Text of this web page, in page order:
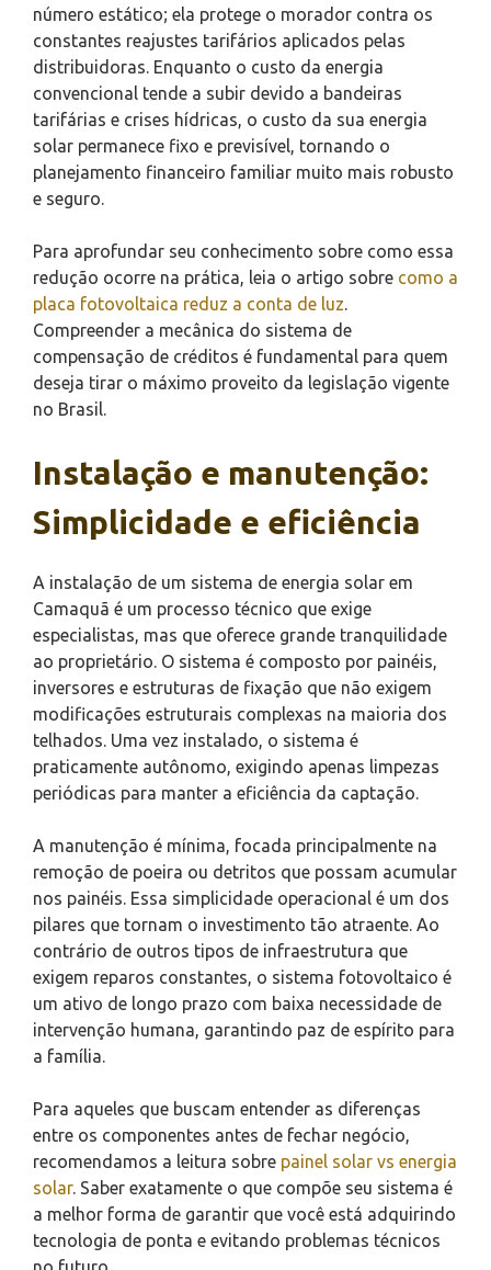
número estático; ela protege o morador contra os
constantes reajustes tarifários aplicados pelas
distribuidoras. Enquanto o custo da energia
convencional tende a subir devido a bandeiras
tarifárias e crises hídricas, o custo da sua energia
solar permanece fixo e previsível, tornando o
planejamento financeiro familiar muito mais robusto
e seguro.
Para aprofundar seu conhecimento sobre como essa
redução ocorre na prática, leia o artigo sobre como a
placa fotovoltaica reduz a conta de luz
Compreender a mecânica do sistema de
compensação de créditos é fundamental para quem
deseja tirar o máximo proveito da legislação vigente
no Brasil.
Instalação e manutenção:
Simplicidade e eficiência
A instalação de um sistema de energia solar em
Camaquã é um processo técnico que exige
especialistas, mas que oferece grande tranquilidade
ao proprietário. O sistema é composto por painéis,
inversores e estruturas de fixação que não exigem
modificações estruturais complexas na maioria dos
telhados. Uma vez instalado, o sistema é
praticamente autônomo, exigindo apenas limpezas
periódicas para manter a eficiência da captação.
A manutenção é mínima, focada principalmente na
remoção de poeira ou detritos que possam acumular
nos painéis. Essa simplicidade operacional é um dos
pilares que tornam o investimento tão atraente. Ao
contrário de outros tipos de infraestrutura que
exigem reparos constantes, o sistema fotovoltaico é
um ativo de longo prazo com baixa necessidade de
intervenção humana, garantindo paz de espírito para
a família.
Para aqueles que buscam entender as diferenças
entre os componentes antes de fechar negócio,
recomendamos a leitura sobre painel solar vs energia
solar. Saber exatamente o que compõe seu sistema é
a melhor forma de garantir que você está adquirindo
tecnologia de ponta e evitando problemas técnicos